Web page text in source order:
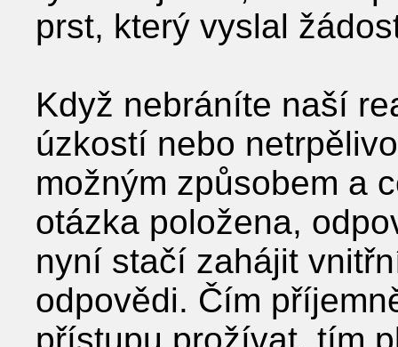
prst, který vyslal
Když nebráníte naší
úzkostí nebo
možným způsobem a
otázka položena,
nyní stačí zahájit
odpovědi. Čím
přístupu prožívat, tím